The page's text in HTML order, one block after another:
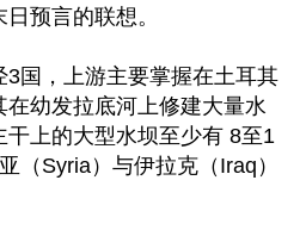
预言的联想。
国，上游主要掌握在土耳其
幼发拉底河上修建大量水
上的大型水坝至少有 8至1
（Syria）与伊拉克（Iraq）